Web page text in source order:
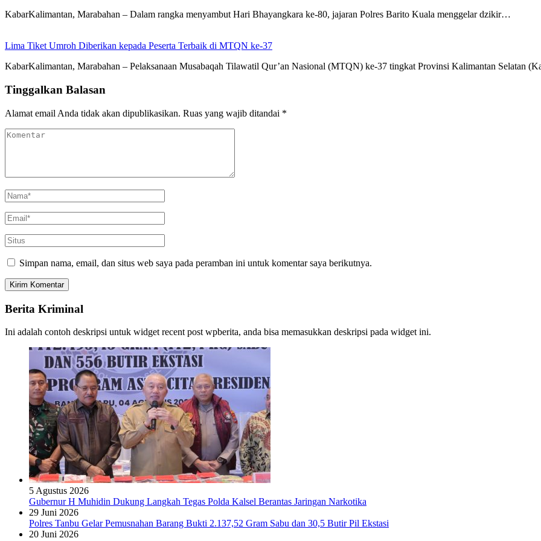
KabarKalimantan, Marabahan – Dalam rangka menyambut Hari Bhayangkara ke-80, jajaran Polres Barito Kuala menggelar dzikir…
Lima Tiket Umroh Diberikan kepada Peserta Terbaik di MTQN ke-37
KabarKalimantan, Marabahan – Pelaksanaan Musabaqah Tilawatil Qur’an Nasional (MTQN) ke-37 tingkat Provinsi Kalimantan Selatan
Tinggalkan Balasan
Alamat email Anda tidak akan dipublikasikan. Ruas yang wajib ditandai *
Simpan nama, email, dan situs web saya pada peramban ini untuk komentar saya berikutnya.
Berita Kriminal
Ini adalah contoh deskripsi untuk widget recent post wpberita, anda bisa memasukkan deskripsi pada widget ini.
5 Agustus 2026
Gubernur H Muhidin Dukung Langkah Tegas Polda Kalsel Berantas Jaringan Narkotika
29 Juni 2026
Polres Tanbu Gelar Pemusnahan Barang Bukti 2.137,52 Gram Sabu dan 30,5 Butir Pil Ekstasi
20 Juni 2026